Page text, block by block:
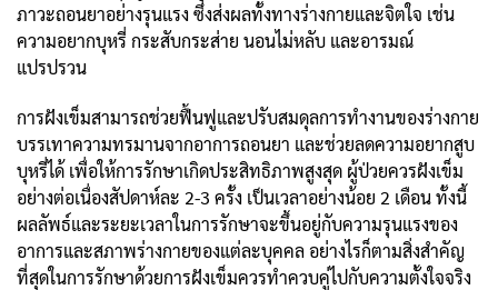
ภาวะถอนยาอย่างรุนแรง ซึ่งส่งผลทั้งทางร่างกายและจิตใจ เช่น
ความอยากบุหรี่ กระสับกระส่าย นอนไม่หลับ และอารมณ์
แปรปรวน
การฝังเข็มสามารถช่วยฟื้นฟูและปรับสมดุลการทำงานของร่างกาย
บรรเทาความทรมานจากอาการถอนยา และช่วยลดความอยากสูบ
บุหรี่ได้ เพื่อให้การรักษาเกิดประสิทธิภาพสูงสุด ผู้ป่วยควรฝังเข็ม
อย่างต่อเนื่องสัปดาห์ละ 2-3 ครั้ง เป็นเวลาอย่างน้อย 2 เดือน ทั้งนี้
ผลลัพธ์และระยะเวลาในการรักษาจะขึ้นอยู่กับความรุนแรงของ
อาการและสภาพร่างกายของแต่ละบุคคล อย่างไรก็ตามสิ่งสำคัญ
ที่สุดในการรักษาด้วยการฝังเข็มควรทำควบคู่ไปกับความตั้งใจจริง